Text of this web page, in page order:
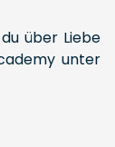
über Liebe
unter